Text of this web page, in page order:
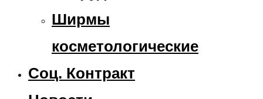
Ширмы
косметологические
Соц. Контракт